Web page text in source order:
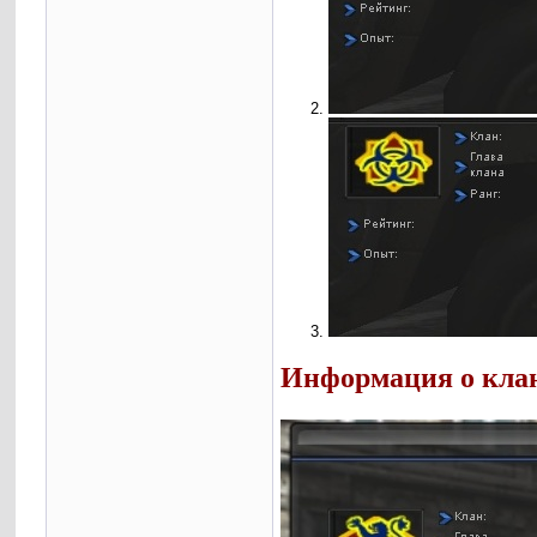
Информация о